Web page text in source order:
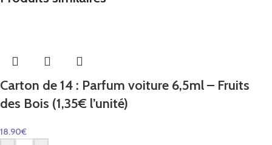
Carton de 14 : Parfum voiture 6,5ml – Fruits
des Bois (1,35€ l’unité)
18.90€